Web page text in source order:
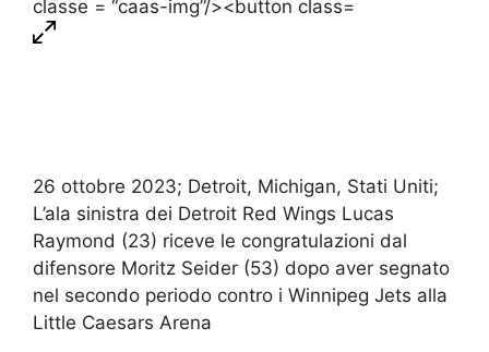
26 ottobre 2023; Detroit, Michigan, Stati Uniti;
L’ala sinistra dei Detroit Red Wings Lucas
Raymond (23) riceve le congratulazioni dal
difensore Moritz Seider (53) dopo aver segnato
nel secondo periodo contro i Winnipeg Jets alla
Little Caesars Arena